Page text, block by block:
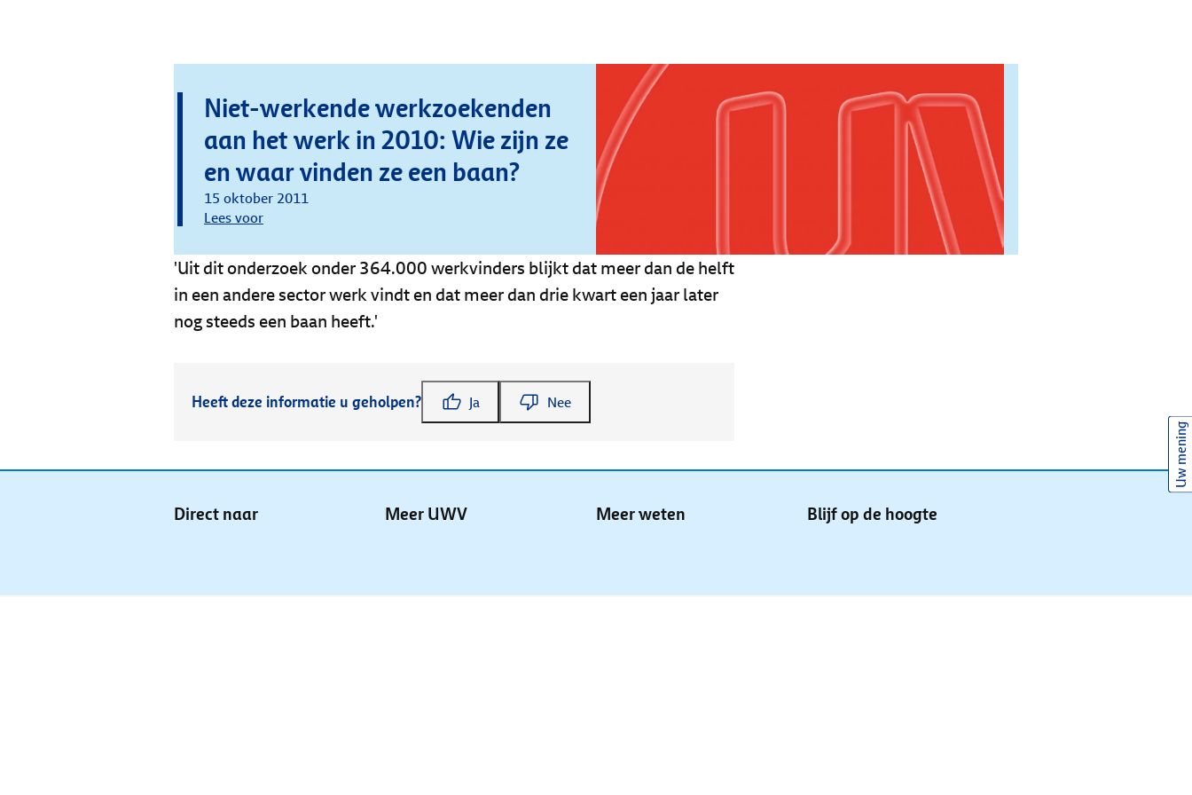
Niet-werkende werkzoekenden
aan het werk in 2010: Wie zijn ze
en waar vinden ze een baan?
15 oktober 2011
Lees voor
'Uit dit onderzoek onder 364.000 werkvinders blijkt dat meer dan de helft
in een andere sector werk vindt en dat meer dan drie kwart een jaar later
nog steeds een baan heeft.'
Heeft deze informatie u geholpen? Ja Nee
Direct naar Meer UWV Meer weten Blijf op de hoogte
Uw mening